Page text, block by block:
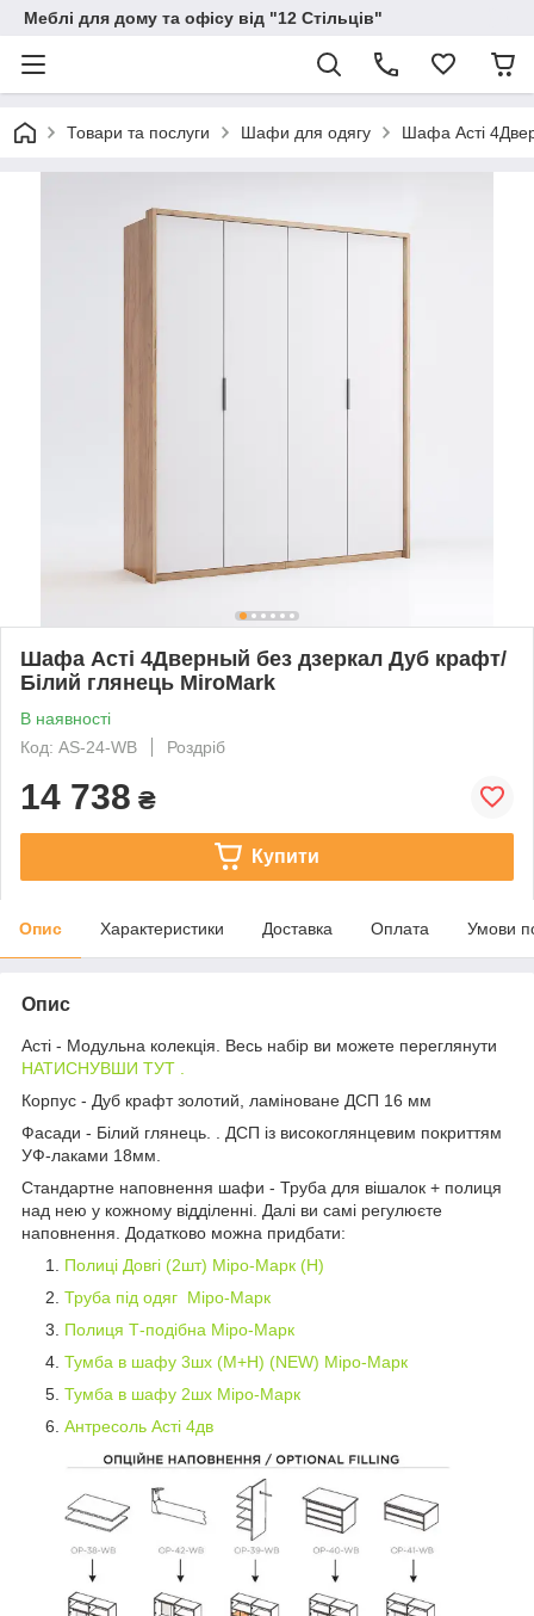
Меблі для дому та офісу від "12 Стільців"
Товари та послуги Шафи для одягу Шафа Асті
Шафа Асті 4Дверный без дзеркал Дуб крафт/
Білий глянець MiroMark
В наявності
Код: AS-24-WB
Роздріб
14 738 ₴
Купити
Опис Характеристики Доставка Оплата Умови
Опис
Асті - Модульна колекція. Весь набір ви можете переглянути
НАТИСНУВШИ ТУТ .
Корпус - Дуб крафт золотий, ламіноване ДСП 16 мм
Фасади - Білий глянець. . ДСП із високоглянцевим покриттям
УФ-лаками 18мм.
Стандартне наповнення шафи - Труба для вішалок + полиця
над нею у кожному відділенні. Далі ви самі регулюєте
наповнення. Додатково можна придбати:
Полиці Довгі (2шт) Міро-Марк (Н)
Труба під одяг Міро-Марк
Полиця Т-подібна Міро-Марк
Тумба в шафу 3шх (М+Н) (NEW) Міро-Марк
Тумба в шафу 2шх Міро-Марк
Антресоль Асті 4дв